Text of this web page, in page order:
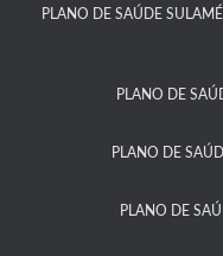
PLANO DE SAÚDE
PLANO DE
PLANO DE
PLANO DE